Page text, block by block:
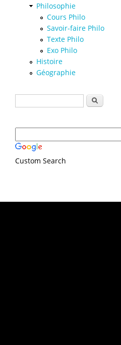
Philosophie
Cours Philo
Savoir-faire Philo
Texte Philo
Exo Philo
Histoire
Géographie
Formulaire de recherche
Rechercher
Custom Search